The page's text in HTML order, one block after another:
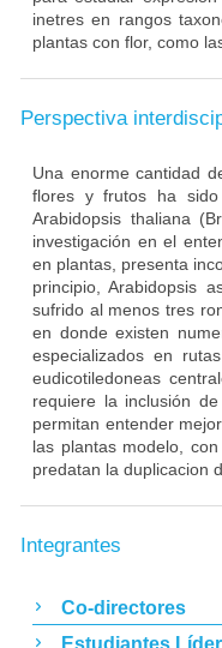
inetres en rangos
plantas con flor, como
Perspectiva
Una enorme cantidad
flores y frutos ha
Arabidopsis thaliana
investigación en el
en plantas, presenta
principio, Arabidopsis
sufrido al menos tres
en donde existen
especializados en
eudicotiledoneas
requiere la inclusión
permitan entender
las plantas modelo,
predatan la duplicacion
Integrantes
Co-directores
Estudiantes